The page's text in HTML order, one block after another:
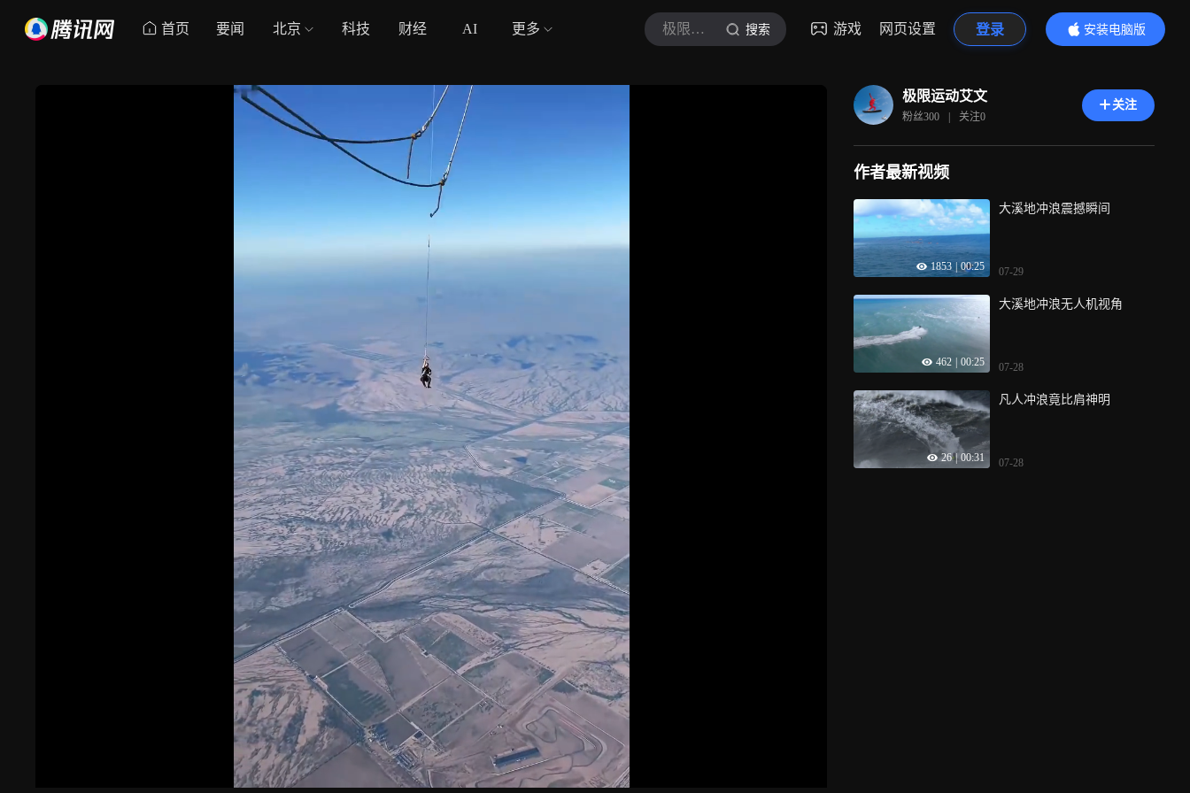
首页 要闻 北京 科技 财经 AI 更多 极限运动艾文 搜索 游戏 网页设置 登录
安装电脑版
内容更精彩
极限运动艾文
粉丝300 | 关注0
关注
作者最新视频
1853 00:25
大溪地冲浪震撼瞬间
07-29
462 00:25
大溪地冲浪无人机视角
07-28
26 | 00:31
凡人冲浪竟比肩神明
07-28